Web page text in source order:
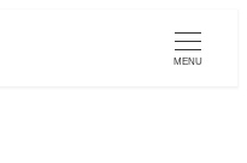
MENU